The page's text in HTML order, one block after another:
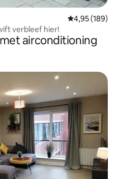
Gemiddelde
4,95 (189)
verbleef hier!
airconditioning